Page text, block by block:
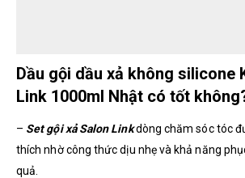
Dầu gội dầu xả không silicone
Link 1000ml Nhật có tốt
– Set gội xả Salon Link dòng chăm sóc tóc
thích nhờ công thức dịu nhẹ và khả năng
quả.